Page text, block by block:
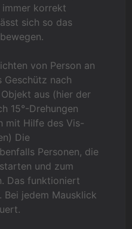
immer korrekt
sich so das
von Person an
nach
aus (hier der
15°-Drehungen
mit Hilfe des Vis-
Die
Personen, die
und zum
Das funktioniert
jedem Mausklick